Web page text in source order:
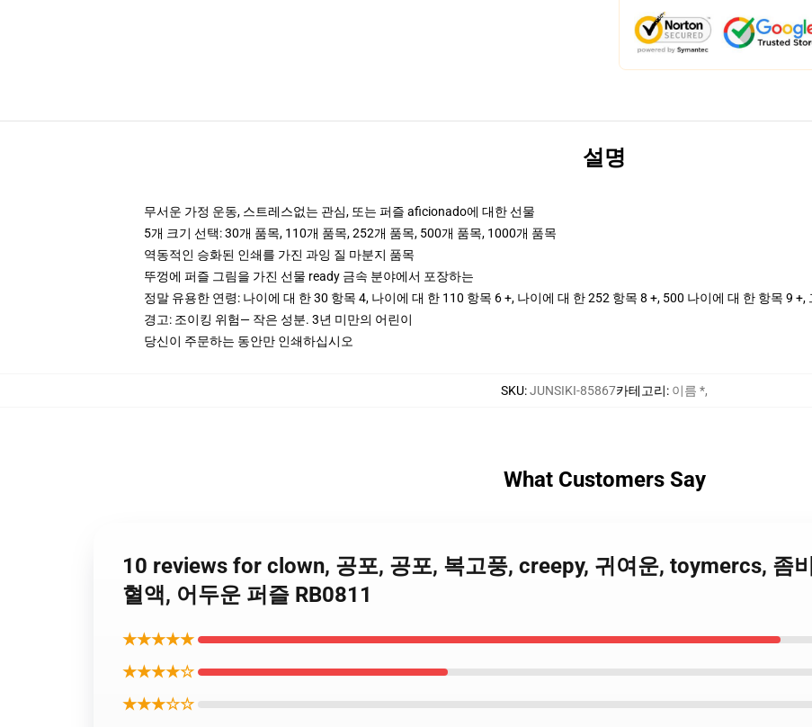
설명
무서운 가정 운동, 스트레스없는 관심, 또는 퍼즐 aficionado에 대한 선물
5개 크기 선택: 30개 품목, 110개 품목, 252개 품목, 500개 품목, 1000개 품목
역동적인 승화된 인쇄를 가진 과잉 질 마분지 품목
뚜껑에 퍼즐 그림을 가진 선물 ready 금속 분야에서 포장하는
정말 유용한 연령: 나이에 대 한 30 항목 4, 나이에 대 한 110 항목 6 +, 나이에 대 한 252 항목 8 +, 500 나이에 대 한 항목 9
경고: 조이킹 위험— 작은 성분. 3년 미만의 어린이
당신이 주문하는 동안만 인쇄하십시오
SKU:JUNSIKI-85867카테고리: 이름 *,
What Customers Say
10 reviews for clown, 공포, 공포, 복고풍, creepy, 귀여운, toymercs, 좀
혈액, 어두운 퍼즐 RB0811
★★★★★
★★★★☆
★★★☆☆